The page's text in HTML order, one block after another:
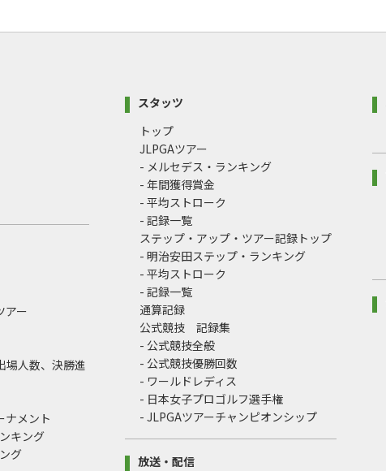
アー
場人数、決勝進
ナメント
キング
グ
スタッツ
トップ
JLPGAツアー
- メルセデス・ランキング
- 年間獲得賞金
- 平均ストローク
- 記録一覧
ステップ・アップ・ツアー記録トップ
- 明治安田ステップ・ランキング
- 平均ストローク
- 記録一覧
通算記録
公式競技 記録集
- 公式競技全般
- 公式競技優勝回数
- ワールドレディス
- 日本女子プロゴルフ選手権
- JLPGAツアーチャンピオンシップ
放送・配信